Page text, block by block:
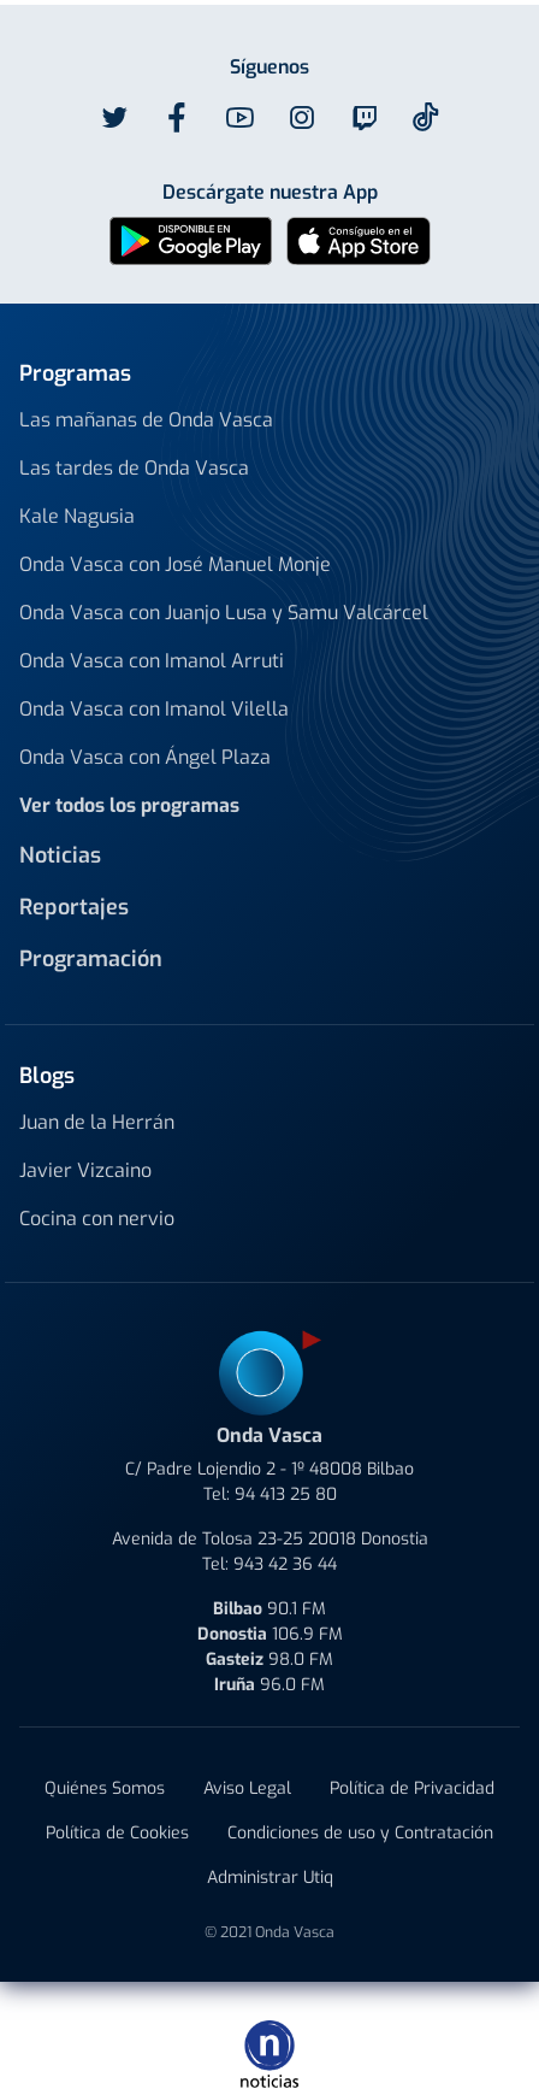
Síguenos
Descárgate nuestra App
Programas
Las mañanas de Onda Vasca
Las tardes de Onda Vasca
Kale Nagusia
Onda Vasca con José Manuel Monje
Onda Vasca con Juanjo Lusa y Samu Valcárcel
Onda Vasca con Imanol Arruti
Onda Vasca con Imanol Vilella
Onda Vasca con Ángel Plaza
Ver todos los programas
Noticias
Reportajes
Programación
Blogs
Juan de la Herrán
Javier Vizcaino
Cocina con nervio
Onda Vasca
C/ Padre Lojendio 2 - 1º 48008 Bilbao
Tel: 94 413 25 80
Avenida de Tolosa 23-25 20018 Donostia
Tel: 943 42 36 44
Bilbao 90.1 FM
Donostia 106.9 FM
Gasteiz 98.0 FM
Iruña 96.0 FM
Quiénes Somos Aviso Legal
Política de Privacidad
Política de Cookies
Condiciones de uso y Contratación
Administrar Utiq
© 2021 Onda Vasca